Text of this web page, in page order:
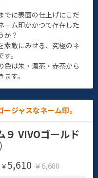
でに表面の仕上げにこだ
ーム印がかつて存在した
か？
素敵にみせる、究極のネ
。
色は朱・濃茶・赤茶から
す。
ジャスなネーム印。
９ VIVOゴールド
)
￥ 5,610 ￥6,600